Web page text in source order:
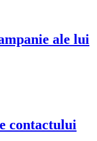
ale lui
contactului